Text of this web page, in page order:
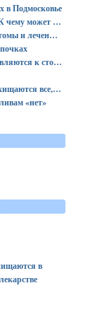
в Подмосковье
» Какая старость вас ждёт. К чему может привести жестокое обращение с ребёнком
» Причины развития, симптомы и лечение хронического пиелонефрита
» Какие требования предъявляются к стоматологическому оборудованию?
» Длинные шубы -- ими восхищаются все, но идут они не всем
«нет»
в